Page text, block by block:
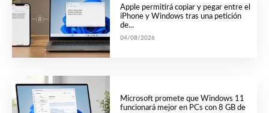
Apple permitirá copiar y pegar entre el
iPhone y Windows tras una petición
de...
04/08/2026
Microsoft promete que Windows 11
funcionará mejor en PCs con 8 GB de